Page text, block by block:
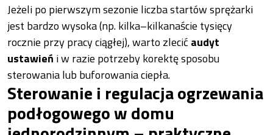
Jeżeli po pierwszym sezonie liczba startów sprężarki
jest bardzo wysoka (np. kilka–kilkanaście tysięcy
rocznie przy pracy ciągłej), warto zlecićaudyt
ustawień i w razie potrzeby korektę sposobu
sterowania lub buforowania ciepła.
Sterowanie i regulacja ogrzewania
podłogowego w domu